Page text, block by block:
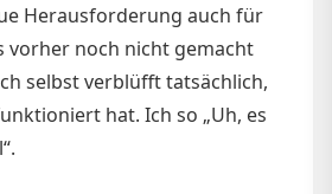
Herausforderung auch für
vorher noch nicht gemacht
selbst verblüfft tatsächlich,
hat. Ich so „Uh, es